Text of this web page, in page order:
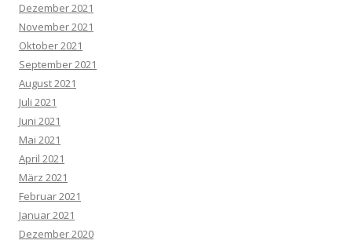
Dezember 2021
November 2021
Oktober 2021
September 2021
August 2021
Juli 2021
Juni 2021
Mai 2021
April 2021
März 2021
Februar 2021
Januar 2021
Dezember 2020